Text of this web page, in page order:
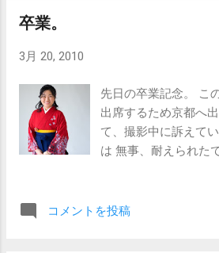
卒業。
3月 20, 2010
先日の卒業記念。 こ
出席するため京都へ
て、撮影中に訴えて
は 無事、耐えられた
コメントを投稿